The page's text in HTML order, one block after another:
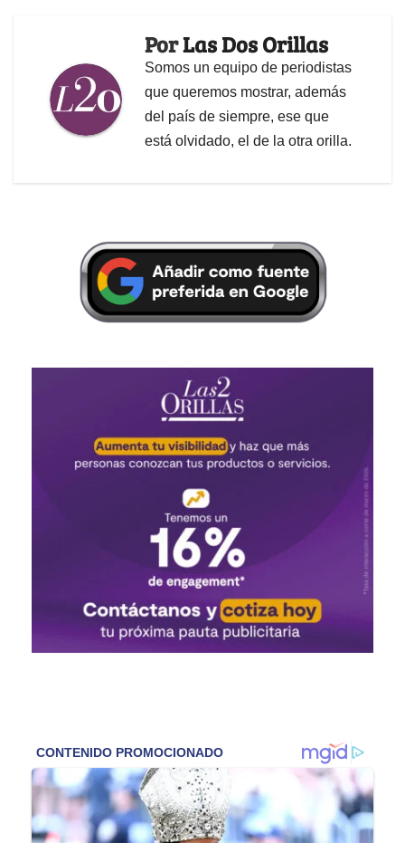
PorLas Dos Orillas
Somos un equipo de periodistas
que queremos mostrar, además
del país de siempre, ese que
está olvidado, el de la otra orilla.